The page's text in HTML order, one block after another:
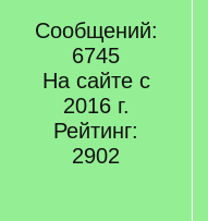
Сообщений:
6745
На сайте с
2016 г.
Рейтинг:
2902